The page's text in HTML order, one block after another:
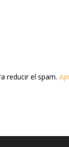
reducir el spam.